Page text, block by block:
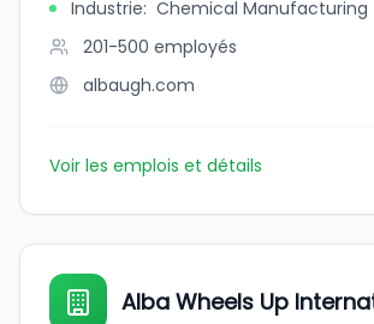
Industrie: Chemical Manufacturing
201-500 employés
albaugh.com
Voir les emplois et détails
Alba Wheels Up